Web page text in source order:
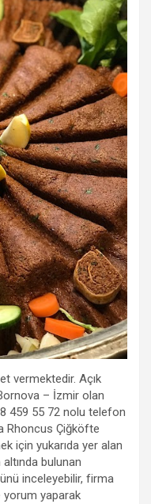
vermektedir. Açık
– İzmir olan
459 55 72 nolu telefon
Rhoncus Çiğköfte
için yukarıda yer alan
bulunan
inceleyebilir, firma
yorum yaparak